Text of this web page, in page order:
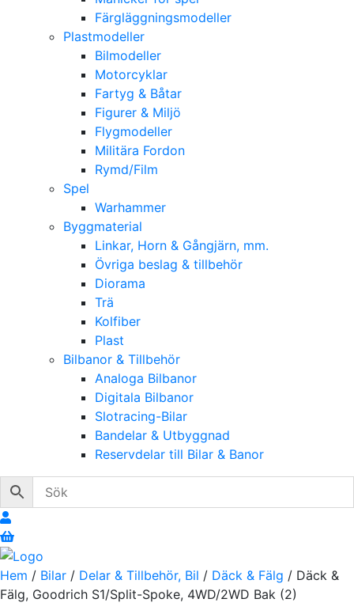
Färgläggningsmodeller
Plastmodeller
Bilmodeller
Motorcyklar
Fartyg & Båtar
Figurer & Miljö
Flygmodeller
Militära Fordon
Rymd/Film
Spel
Warhammer
Byggmaterial
Linkar, Horn & Gångjärn, mm.
Övriga beslag & tillbehör
Diorama
Trä
Kolfiber
Plast
Bilbanor & Tillbehör
Analoga Bilbanor
Digitala Bilbanor
Slotracing-Bilar
Bandelar & Utbyggnad
Reservdelar till Bilar & Banor
Hem / Bilar / Delar & Tillbehör, Bil / Däck & Fälg / Däck &
Fälg, Goodrich S1/Split-Spoke, 4WD/2WD Bak (2)